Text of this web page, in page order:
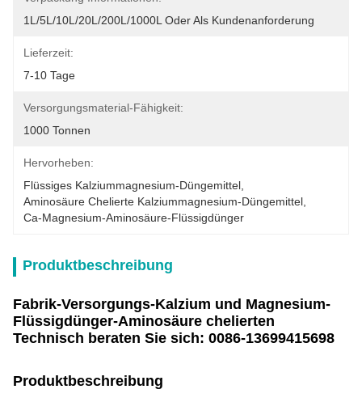
1L/5L/10L/20L/200L/1000L Oder Als Kundenanforderung
Lieferzeit:
7-10 Tage
Versorgungsmaterial-Fähigkeit:
1000 Tonnen
Hervorheben:
Flüssiges Kalziummagnesium-Düngemittel
Aminosäure Chelierte Kalziummagnesium-Düngemittel
Ca-Magnesium-Aminosäure-Flüssigdünger
Produktbeschreibung
Fabrik-Versorgungs-Kalzium und Magnesium-
Flüssigdünger-Aminosäure chelierten
Technisch beraten Sie sich: 0086-13699415698
Produktbeschreibung